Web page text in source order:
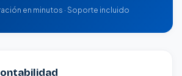
en minutos · Soporte incluido